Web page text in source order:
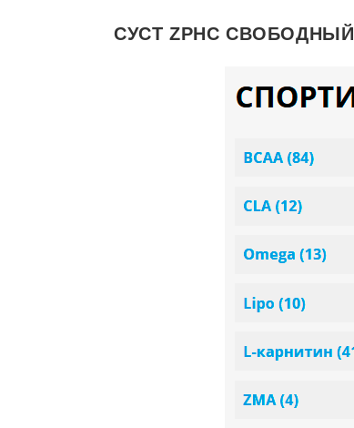
СУСТ ZPHC СВОБОДНЫЙ